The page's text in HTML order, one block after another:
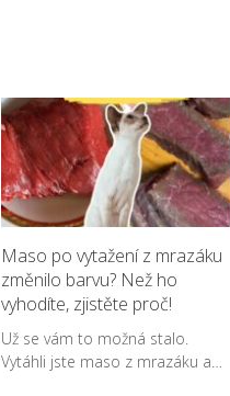
Maso po vytažení z mrazáku
změnilo barvu? Než ho
vyhodíte, zjistěte proč!
Už se vám to možná stalo.
Vytáhli jste maso z mrazáku a…